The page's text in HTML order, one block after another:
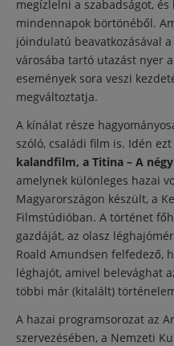
megízlelni a szabadságot,
mindennapok börtönéből.
jóindulatú beavatkozásával
városába tartó utazást nyer
események sora veszi
megváltoztatja.
A kínálat része
szóló, családi film is. Idén ezt
kalandfilm, a Titina – A
amelynek különleges hazai
Magyarországon készült, a
Filmstúdióban. A történet
gazdáját, az olasz
Roald Amundsen felfedező,
léghajót, amivel belevághat
többi már (kitalált)
A hazai programsorozat az
szervezésében, a Nemzeti